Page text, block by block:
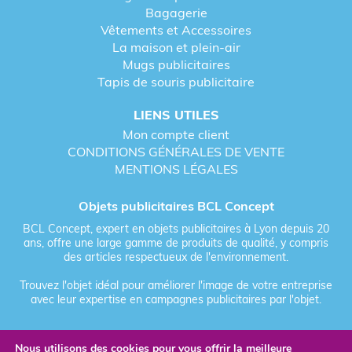
conseiller pour mener à bien votre projet. Sur notre
site internet, vous trouverez d’abord des idées pour
constituer votre projet. Ensuite, après une première
prise en main de votre concept publicitaire, vous
vous verrez attribuer un conseiller personnel. Avec
lui, vous reverrez les détails de votre projet. Il vous
votre projet, selon vos critères et votre idée
En choisissant de collaborer avec
BCL Concept est une entreprise qui se sent
totalement concernée par les questions
écologiques. Aussi, nous mettons à votre
disposition une large gamme de produits
publicitaires issus du développement durable et
écologiques.
Découvrez nos autres objets publicitaires
Bagagerie
Vêtements et Accessoires
La maison et plein-air
Mugs publicitaires
Tapis de souris publicitaire
LIENS UTILES
Mon compte client
CONDITIONS GÉNÉRALES DE VENTE
MENTIONS LÉGALES
Objets publicitaires BCL Concept
BCL Concept, expert en objets publicitaires à Lyon depuis 20
ans, offre une large gamme de produits de qualité, y compris
des articles respectueux de l'environnement.
Trouvez l'objet idéal pour améliorer l'image de votre entreprise
avec leur expertise en campagnes publicitaires par l'objet.
Nous utilisons des cookies pour vous offrir la meilleure